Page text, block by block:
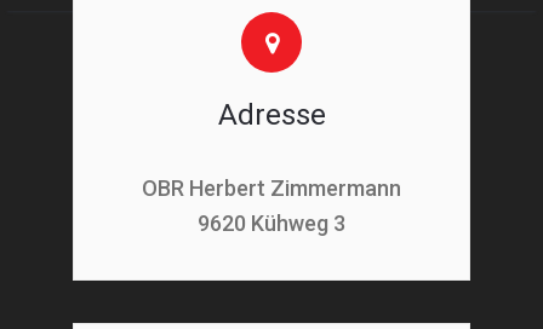
Adresse
OBR Herbert Zimmermann
9620 Kühweg 3